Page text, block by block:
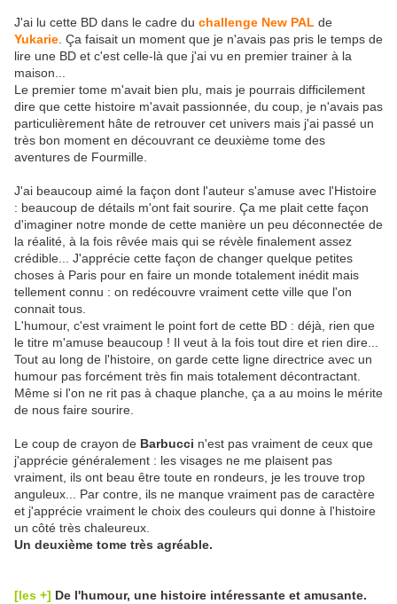
J'ai lu cette BD dans le cadre du challenge New PAL de
Yukarie . Ça faisait un moment que je n'avais pas pris le temps de
lire une BD et c'est celle-là que j'ai vu en premier trainer à la
maison...
Le premier tome m'avait bien plu, mais je pourrais difficilement
dire que cette histoire m'avait passionnée, du coup, je n'avais pas
particulièrement hâte de retrouver cet univers mais j'ai passé un
très bon moment en découvrant ce deuxième tome des
aventures de Fourmille.
J'ai beaucoup aimé la façon dont l'auteur s'amuse avec l'Histoire
: beaucoup de détails m'ont fait sourire. Ça me plait cette façon
d'imaginer notre monde de cette manière un peu déconnectée de
la réalité, à la fois rêvée mais qui se révèle finalement assez
crédible... J'apprécie cette façon de changer quelque petites
choses à Paris pour en faire un monde totalement inédit mais
tellement connu : on redécouvre vraiment cette ville que l'on
connait tous.
L'humour, c'est vraiment le point fort de cette BD : déjà, rien que
le titre m'amuse beaucoup ! Il veut à la fois tout dire et rien dire...
Tout au long de l'histoire, on garde cette ligne directrice avec un
humour pas forcément très fin mais totalement décontractant.
Même si l'on ne rit pas à chaque planche, ça a au moins le mérite
de nous faire sourire.
Le coup de crayon de Barbucci n'est pas vraiment de ceux que
j'apprécie généralement : les visages ne me plaisent pas
vraiment, ils ont beau être toute en rondeurs, je les trouve trop
anguleux... Par contre, ils ne manque vraiment pas de caractère
et j'apprécie vraiment le choix des couleurs qui donne à l'histoire
un côté très chaleureux.
Un deuxième tome très agréable.
[les +] De l'humour, une histoire intéressante et amusante.